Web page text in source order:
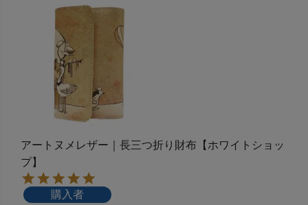
アートヌメレザー｜長三つ折り財布【ホワイトショッ
プ】
購入者